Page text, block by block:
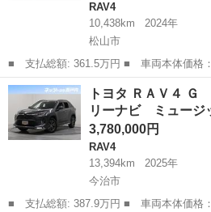
RAV4
10,438km
2024年
松山市
■ 支払総額: 361.5万円 ■ 車両本体価格： 3,540,000 円 ■ メーカ
ー名： トヨタ ■ 車種名： ＲＡＶ４
ッケージ ４ＷＤ 衝突被害軽減システ
メラ フ...
愛媛 松山市 RAV4
トヨタ ＲＡＶ４
リーナビ ミュージ
3,780,000円
RAV4
13,394km
2025年
今治市
■ 支払総額: 387.9万円 ■ 車両本体価格： 3,780,000 円 ■ メーカ